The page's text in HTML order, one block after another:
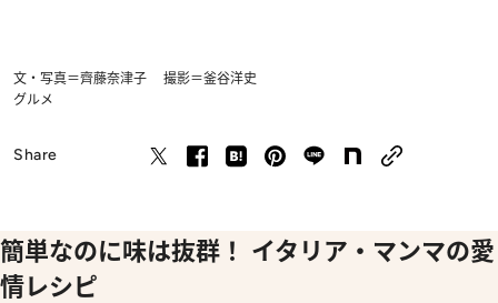
文・写真＝齊藤奈津子 撮影＝釜谷洋史
グルメ
Share
簡単なのに味は抜群！ イタリア・マンマの愛
情レシピ